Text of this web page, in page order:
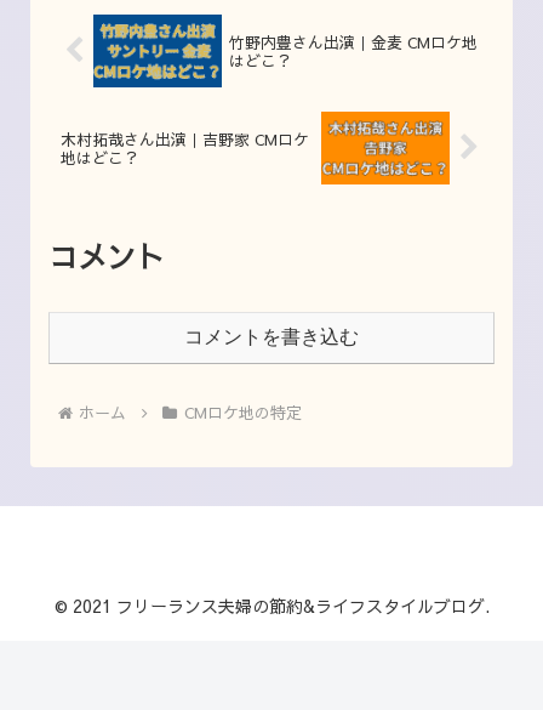
竹野内豊さん出演｜金麦 CMロケ地
はどこ？
木村拓哉さん出演｜吉野家 CMロケ
地はどこ？
コメント
コメントを書き込む
ホーム CMロケ地の特定
© 2021 フリーランス夫婦の節約&ライフスタイルブログ.